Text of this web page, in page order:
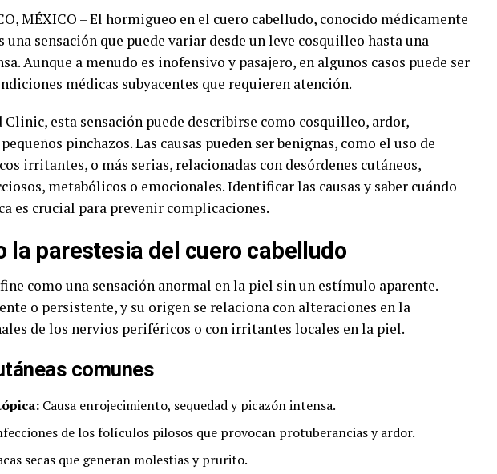
MÉXICO – El hormigueo en el cuero cabelludo, conocido médicamente
una sensación que puede variar desde un leve cosquilleo hasta una
Aunque a menudo es inofensivo y pasajero, en algunos casos puede ser
médicas subyacentes que requieren atención.
Clinic, esta sensación puede describirse como cosquilleo, ardor,
pinchazos. Las causas pueden ser benignas, como el uso de
irritantes, o más serias, relacionadas con desórdenes cutáneos,
metabólicos o emocionales. Identificar las causas y saber cuándo
es crucial para prevenir complicaciones.
la parestesia del cuero cabelludo
como una sensación anormal en la piel sin un estímulo aparente.
o persistente, y su origen se relaciona con alteraciones en la
de los nervios periféricos o con irritantes locales en la piel.
comunes
Causa enrojecimiento, sequedad y picazón intensa.
de los folículos pilosos que provocan protuberancias y ardor.
secas que generan molestias y prurito.